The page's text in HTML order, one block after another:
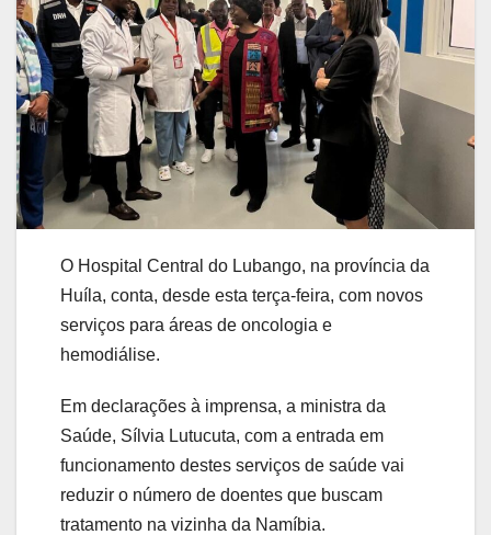
O Hospital Central do Lubango, na província da
Huíla, conta, desde esta terça-feira, com novos
serviços para áreas de oncologia e
hemodiálise.
Em declarações à imprensa, a ministra da
Saúde, Sílvia Lutucuta, com a entrada em
funcionamento destes serviços de saúde vai
reduzir o número de doentes que buscam
tratamento na vizinha da Namíbia.